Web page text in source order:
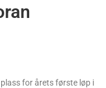
for årets første løp i